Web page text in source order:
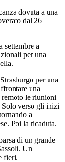
dovuta a una
dal 26
settembre a
per una
per una
una
remoto le riunioni
Solo verso gli inizi
a
Poi la ricaduta.
di un grande
Un
fieri.